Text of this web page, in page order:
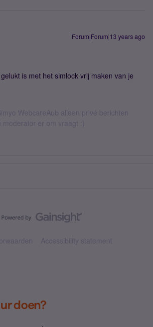
Forum|Forum|13 years ago
is met het simlock vrij maken van je
WebcareAub alleen privé berichten
er om vraagt :)
Accessibility statement
doen?